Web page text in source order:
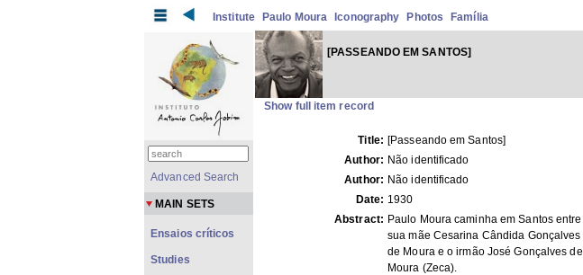
Institute Paulo Moura Iconography Photos Família
[PASSEANDO EM SANTOS]
Show full item record
Title: [Passeando em Santos]
Author: Não identificado
Author: Não identificado
Date: 1930
Abstract: Paulo Moura caminha em Santos entre
sua mãe Cesarina Cândida Gonçalves
de Moura e o irmão José Gonçalves de
Moura (Zeca).
Advanced Search
MAIN SETS
Ensaios críticos
Studies